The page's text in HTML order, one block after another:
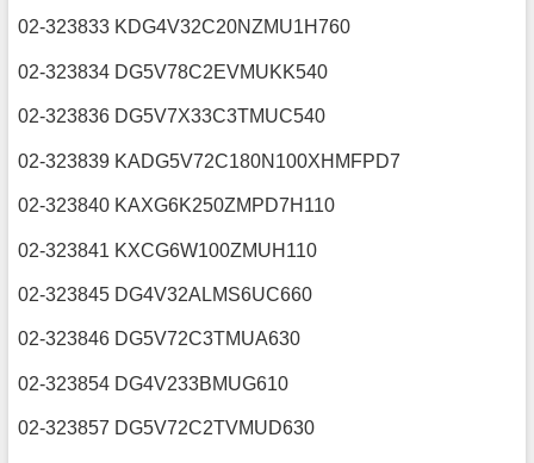
02-323833 KDG4V32C20NZMU1H760
02-323834 DG5V78C2EVMUKK540
02-323836 DG5V7X33C3TMUC540
02-323839 KADG5V72C180N100XHMFPD7
02-323840 KAXG6K250ZMPD7H110
02-323841 KXCG6W100ZMUH110
02-323845 DG4V32ALMS6UC660
02-323846 DG5V72C3TMUA630
02-323854 DG4V233BMUG610
02-323857 DG5V72C2TVMUD630